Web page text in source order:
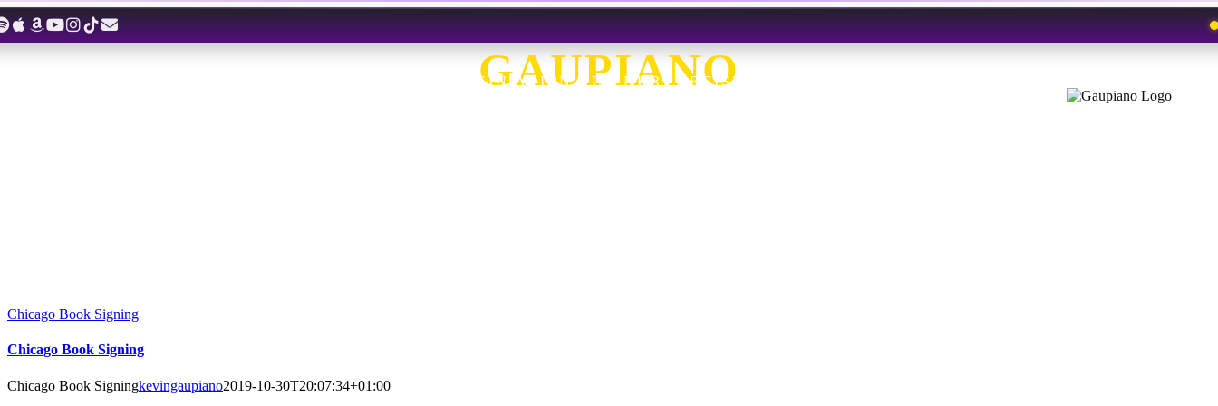
Zum
Inhalt
springen
GAUPIANO
EIN ALIEN AUF DURCHREISE
Chicago Book Signing
Chicago Book Signing
Chicago Book Signingkevingaupiano2019-10-30T20:07:34+01:00